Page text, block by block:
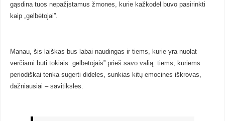
gąsdina tuos nepažįstamus žmones, kurie kažkodėl buvo pasirinkti
kaip „gelbėtojai”.
Manau, šis laiškas bus labai naudingas ir tiems, kurie yra nuolat
verčiami būti tokiais „gelbėtojais” prieš savo valią: tiems, kuriems
periodiškai tenka sugerti dideles, sunkias kitų emocines iškrovas,
dažniausiai – savitiksles.